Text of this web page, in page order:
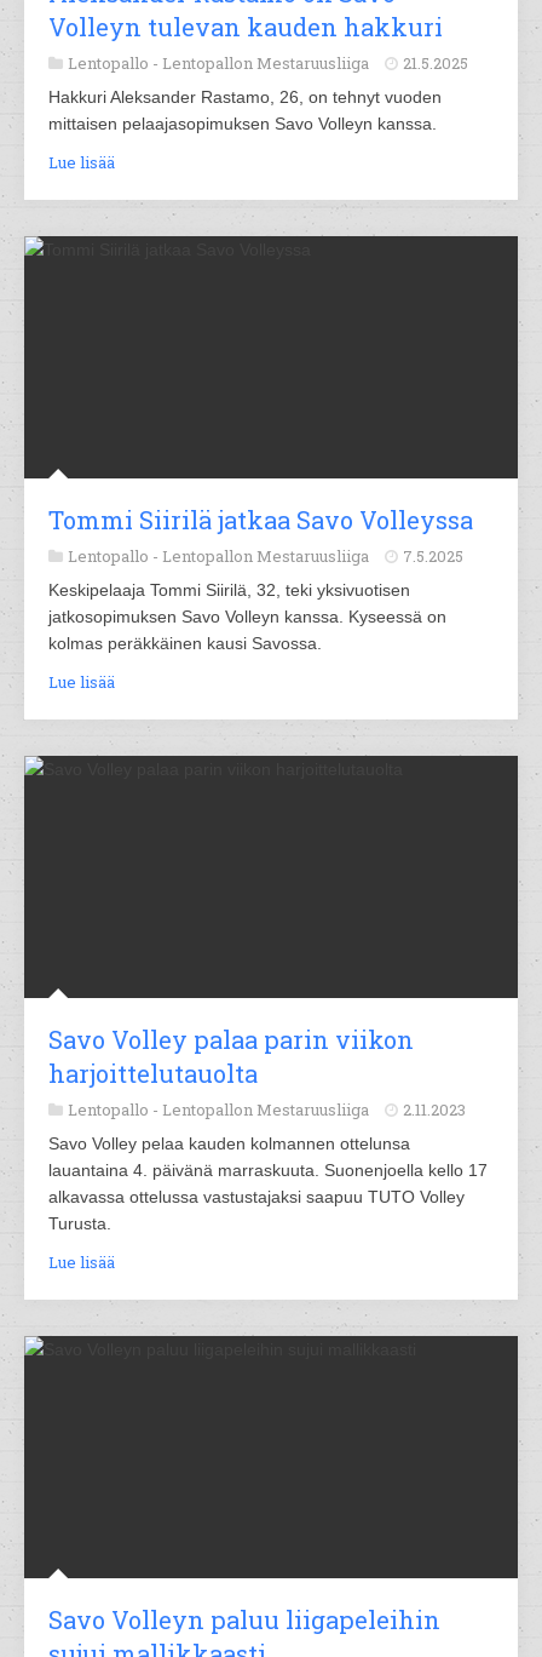
Volleyn tulevan kauden hakkuri
Lentopallo - Lentopallon Mestaruusliiga 21.5.2025
Hakkuri Aleksander Rastamo, 26, on tehnyt vuoden
mittaisen pelaajasopimuksen Savo Volleyn kanssa.
Lue lisää
Tommi Siirilä jatkaa Savo Volleyssa
Lentopallo - Lentopallon Mestaruusliiga 7.5.2025
Keskipelaaja Tommi Siirilä, 32, teki yksivuotisen
jatkosopimuksen Savo Volleyn kanssa. Kyseessä on
kolmas peräkkäinen kausi Savossa.
Lue lisää
Savo Volley palaa parin viikon
harjoittelutauolta
Lentopallo - Lentopallon Mestaruusliiga 2.11.2023
Savo Volley pelaa kauden kolmannen ottelunsa
lauantaina 4. päivänä marraskuuta. Suonenjoella kello 17
alkavassa ottelussa vastustajaksi saapuu TUTO Volley
Turusta.
Lue lisää
Savo Volleyn paluu liigapeleihin